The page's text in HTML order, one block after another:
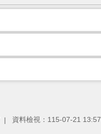
資料檢視： 115-07-21 13:57